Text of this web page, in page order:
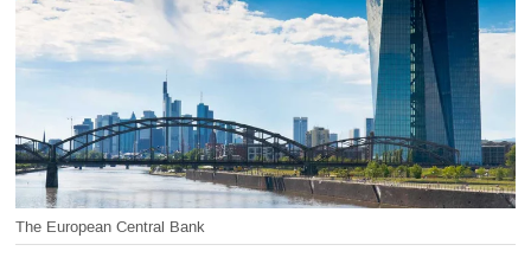
The European Central Bank